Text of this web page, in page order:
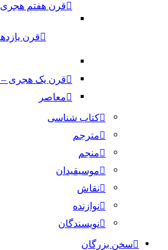
قرن هفتم هجری ۵۸۲ الی ۶۷۹ شمسی
قرن یک هجری – ۱ الی ۹۷ شمسی –
معاصر
کتاب شناسی
مترجم
منجم
موسیقیدان
نقاش
نوازنده
نویسندگان
سخن بزرگان